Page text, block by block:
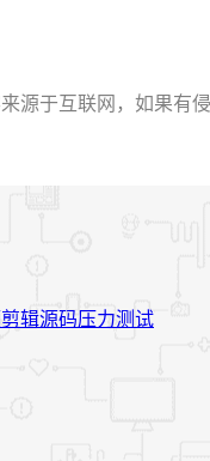
源于互联网，如果有
剪辑源码压力测试